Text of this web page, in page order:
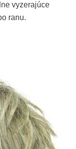
vyzerajúce
ranu.